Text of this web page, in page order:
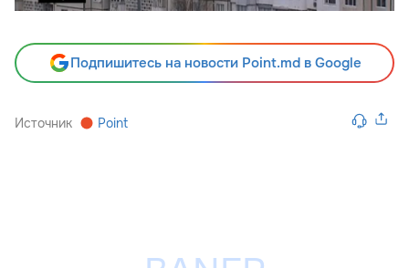
Подпишитесь на новости Point.md в Google
Источник Point